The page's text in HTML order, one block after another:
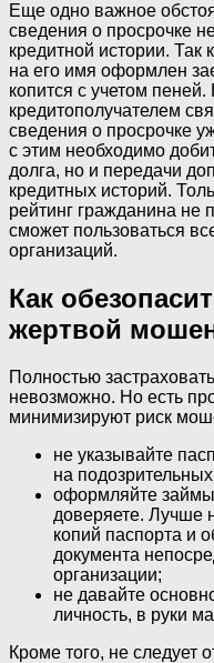
Еще одно важное
сведения о просрочке
кредитной истории. Так
на его имя оформлен
копится с учетом
кредитополучателем
сведения о просрочке
с этим необходимо
долга, но и передачи
кредитных историй.
рейтинг гражданина не
сможет пользоваться
организаций.
Как
жертвой
Полностью
невозможно. Но есть
минимизируют риск
не указывайте
на
оформляйте
доверяете. Лучше
копий паспорта и
документа
организации;
не давайте
личность, в руки
Кроме того, не следует